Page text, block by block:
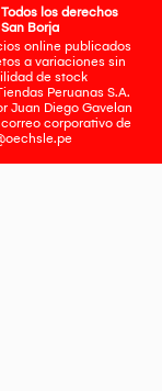
los derechos
Borja
online publicados
a variaciones sin
de stock
Peruanas S.A.
Juan Diego Gavelan
correo corporativo de